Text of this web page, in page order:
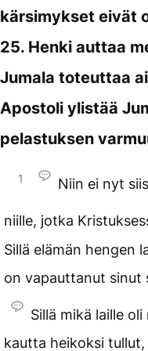
kärsimykset eivät
25. Henki auttaa
Jumala toteuttaa
Apostoli ylistää
pelastuksen
1 Niin ei nyt
niille, jotka
Sillä elämän hengen
on vapauttanut sinut
Sillä mikä laille
kautta heikoksi